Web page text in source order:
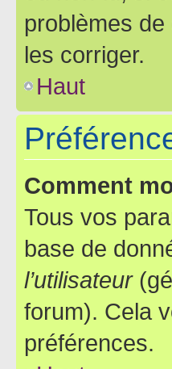
problèmes
les corriger.
Haut
Comment
Tous vos
base de
l’utilisateur
forum). Cela
préférences.